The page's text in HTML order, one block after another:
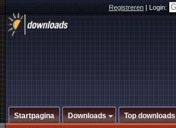
Registreren|Login:
Startpagina Downloads Top downloads